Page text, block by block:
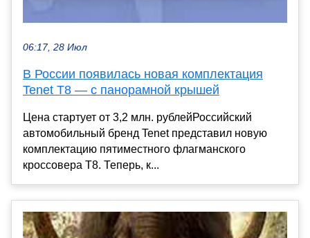
06:17, 28 Июл
В России появилась новая комплектация
Tenet T8 — с панорамной крышей
Цена стартует от 3,2 млн. рублейРоссийский
автомобильный бренд Tenet представил новую
комплектацию пятиместного флагманского
кроссовера T8. Теперь, к...